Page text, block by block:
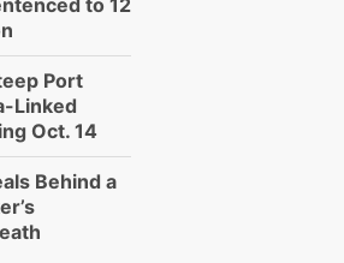
to 12
Port
Linked
Oct. 14
Behind a